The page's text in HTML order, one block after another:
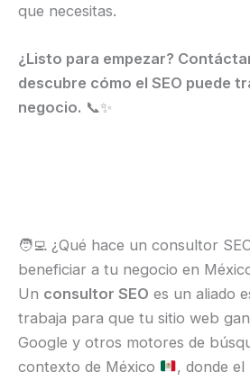
que necesitas.
¿Listo para empezar?
descubre cómo el SEO puede
negocio. 📞✨
🧑‍💻 ¿Qué hace un consultor
beneficiar a tu negocio en
Un consultor SEO es un aliado
trabaja para que tu sitio web
Google y otros motores de
contexto de México
, donde el